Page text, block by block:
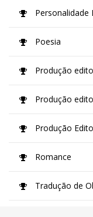
Personalidade
Poesia
Produção
Produção
Produção
Romance
Tradução de